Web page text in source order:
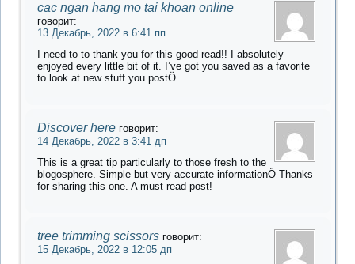
cac ngan hang mo tai khoan online
говорит:
13 Декабрь, 2022 в 6:41 пп
I need to to thank you for this good read!! I absolutely
enjoyed every little bit of it. I’ve got you saved as a favorite
to look at new stuff you postÖ
Discover here говорит:
14 Декабрь, 2022 в 3:41 дп
This is a great tip particularly to those fresh to the
blogosphere. Simple but very accurate informationÖ Thanks
for sharing this one. A must read post!
tree trimming scissors говорит:
15 Декабрь, 2022 в 12:05 дп